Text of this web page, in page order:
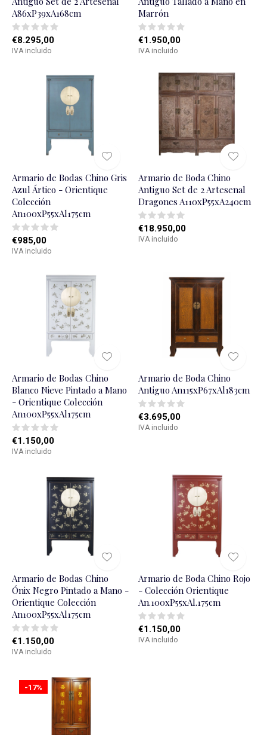
A86xP39xA168cm
€8.295,00
IVA incluido
Marrón
€1.950,00
IVA incluido
Armario de Bodas Chino Gris
Azul Ártico - Orientique
Colección
An100xP55xAl175cm
€985,00
IVA incluido
Armario de Boda Chino
Antiguo Set de 2 Artesenal
Dragones A110xP55xA240cm
€18.950,00
IVA incluido
Armario de Bodas Chino
Blanco Nieve Pintado a Mano
- Orientique Colección
An100xP55xAl175cm
€1.150,00
IVA incluido
Armario de Boda Chino
Antiguo An115xP67xAl183cm
€3.695,00
IVA incluido
Armario de Bodas Chino
Ónix Negro Pintado a Mano -
Orientique Colección
An100xP55xAl175cm
€1.150,00
IVA incluido
Armario de Boda Chino Rojo
- Colección Orientique
An.100xP55xAl.175cm
€1.150,00
IVA incluido
-17%